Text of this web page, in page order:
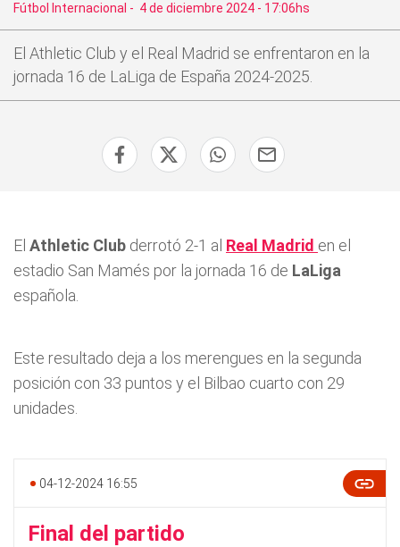
Fútbol Internacional - 4 de diciembre 2024 - 17:06hs
El Athletic Club y el Real Madrid se enfrentaron en la
jornada 16 de LaLiga de España 2024-2025.
El Athletic Club derrotó 2-1 al Real Madrid en el
estadio San Mamés por la jornada 16 de LaLiga
española.
Este resultado deja a los merengues en la segunda
posición con 33 puntos y el Bilbao cuarto con 29
unidades.
04-12-2024 16:55
Final del partido